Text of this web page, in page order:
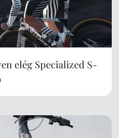
elég Specialized S-